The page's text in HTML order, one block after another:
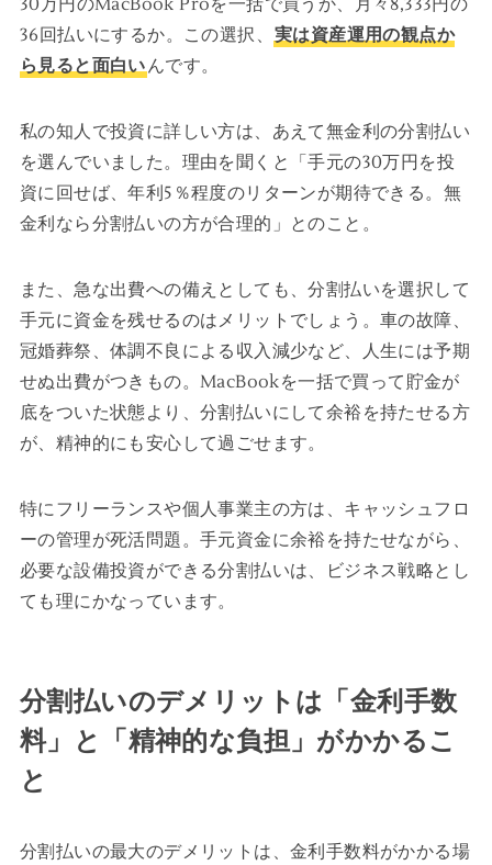
30万円のMacBook Proを一括で買うか、月々8,333円の
36回払いにするか。この選択、 実は資産運用の観点か
ら見ると面白いんです。
私の知人で投資に詳しい方は、あえて無金利の分割払い
を選んでいました。理由を聞くと「手元の30万円を投
資に回せば、年利5％程度のリターンが期待できる。無
金利なら分割払いの方が合理的」とのこと。
また、急な出費への備えとしても、分割払いを選択して
手元に資金を残せるのはメリットでしょう。車の故障、
冠婚葬祭、体調不良による収入減少など、人生には予期
せぬ出費がつきもの。MacBookを一括で買って貯金が
底をついた状態より、分割払いにして余裕を持たせる方
が、精神的にも安心して過ごせます。
特にフリーランスや個人事業主の方は、キャッシュフロ
ーの管理が死活問題。手元資金に余裕を持たせながら、
必要な設備投資ができる分割払いは、ビジネス戦略とし
ても理にかなっています。
分割払いのデメリットは「金利手数
料」と「精神的な負担」がかかるこ
と
分割払いの最大のデメリットは、金利手数料がかかる場